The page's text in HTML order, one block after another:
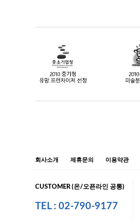
회사소개 제휴문의 이용약관
CUSTOMER (온/오픈라인 공통)
TEL : 02-790-9177